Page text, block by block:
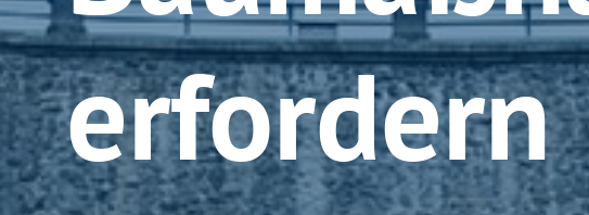
erfordern